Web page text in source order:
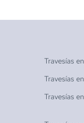
Travesías en
Travesías en
Travesías en